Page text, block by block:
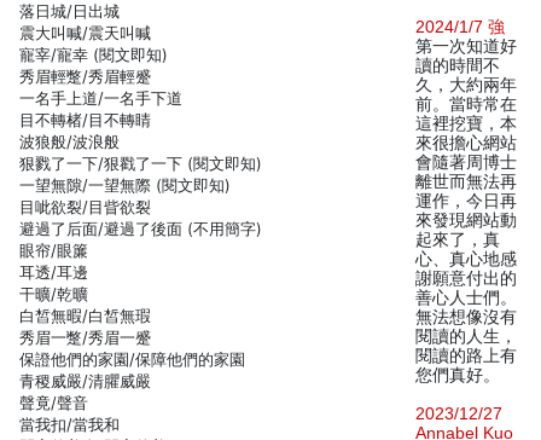
落日城/日出城
震大叫喊/震天叫喊
寵宰/寵幸 (閱文即知)
秀眉輕蹩/秀眉輕蹙
一名手上道/一名手下道
目不轉楮/目不轉睛
波狼般/波浪般
狠戮了一下/狠戳了一下 (閱文即知)
一望無隙/一望無際 (閱文即知)
目呲欲裂/目眥欲裂
避過了后面/避過了後面 (不用簡字)
眼帘/眼簾
耳透/耳邊
干曠/乾曠
白皙無暇/白皙無瑕
秀眉一蹩/秀眉一蹙
保證他們的家園/保障他們的家園
青稷威嚴/清臞威嚴
聲竟/聲音
當我扣/當我和
2024/1/7 強
第一次知道好
讀的時間不
久，大約兩年
前。當時常在
這裡挖寶，本
來很擔心網站
會隨著周博士
離世而無法再
運作，今日再
來發現網站動
起來了，真
心、真心地感
謝願意付出的
善心人士們。
無法想像沒有
閱讀的人生，
閱讀的路上有
您們真好。
2023/12/27
Annabel Kuo